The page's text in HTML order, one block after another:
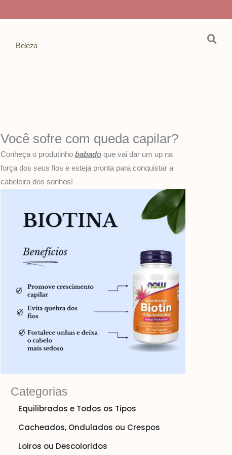
Beleza
Você sofre com queda capilar?
Conheça o produtinho babadoque vai dar um up na
força dos seus fios e esteja pronta para conquistar a
cabeleira dos sonhos!
Categorias
Equilibrados e Todos os Tipos
Cacheados, Ondulados ou Crespos
Loiros ou Descoloridos